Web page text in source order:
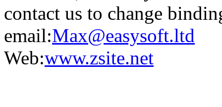
contact us to change
email:Max@easysoft.ltd
Web:www.zsite.net